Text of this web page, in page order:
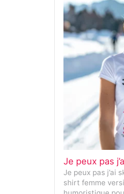
Je peux pas
Je peux pas j’ai
shirt femme